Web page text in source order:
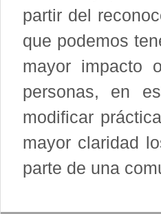
partir del
que podemos
mayor impacto
personas, en
modificar
mayor claridad
parte de una